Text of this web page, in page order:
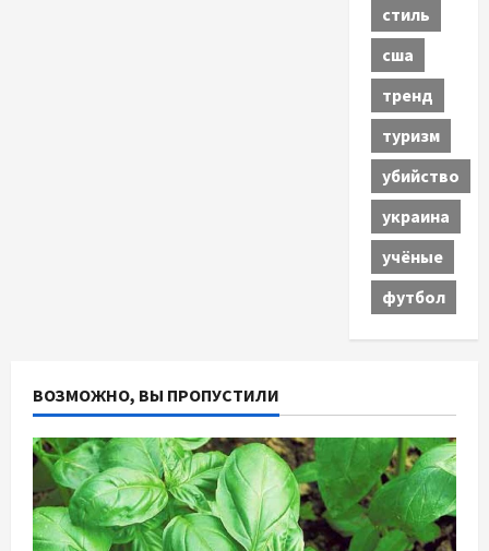
стиль
сша
тренд
туризм
убийство
украина
учёные
футбол
ВОЗМОЖНО, ВЫ ПРОПУСТИЛИ